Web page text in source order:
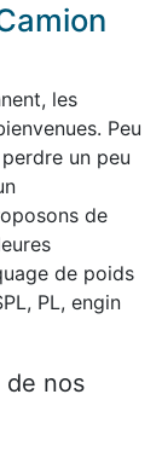
les
Peu
un peu
de
de poids
PL, engin
nos